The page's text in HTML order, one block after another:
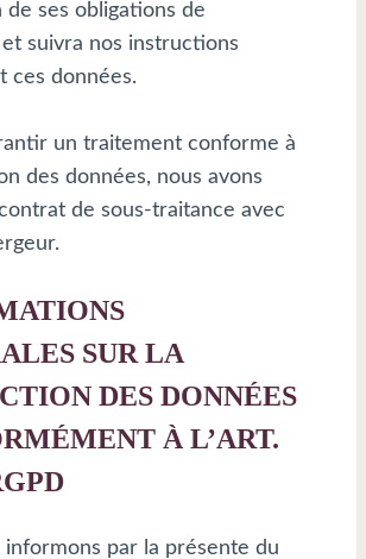
de ses obligations de
suivra nos instructions
ces données.
un traitement conforme à
des données, nous avons
de sous-traitance avec
SUR LA
DES DONNÉES
À L’ART.
informons par la présente du